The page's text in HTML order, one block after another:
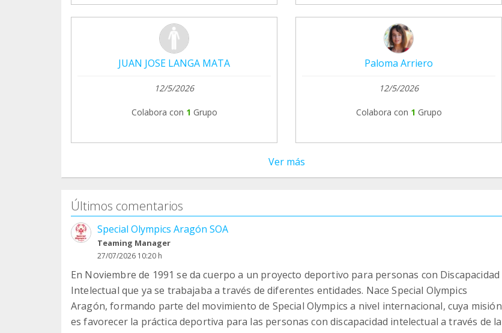
JUAN JOSE LANGA MATA
12/5/2026
Colabora con 1 Grupo
Paloma Arriero
12/5/2026
Colabora con 1 Grupo
Ver más
Últimos comentarios
Special Olympics Aragón SOA
Teaming Manager
27/07/2026 10:20 h
En Noviembre de 1991 se da cuerpo a un proyecto deportivo para personas con Discapacidad
Intelectual que ya se trabajaba a través de diferentes entidades. Nace Special Olympics
Aragón, formando parte del movimiento de Special Olympics a nivel internacional, cuya misión
es favorecer la práctica deportiva para las personas con discapacidad intelectual a través de la